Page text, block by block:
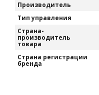
Производитель
Тип управления
Страна-
производитель
товара
Страна регистрации
бренда